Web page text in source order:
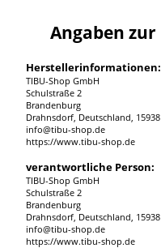
Angaben
Herstellerinformationen:
TIBU-Shop GmbH
Schulstraße 2
Brandenburg
Drahnsdorf, Deutschland, 15938
info@tibu-shop.de
https://www.tibu-shop.de
verantwortliche Person:
TIBU-Shop GmbH
Schulstraße 2
Brandenburg
Drahnsdorf, Deutschland, 15938
info@tibu-shop.de
https://www.tibu-shop.de